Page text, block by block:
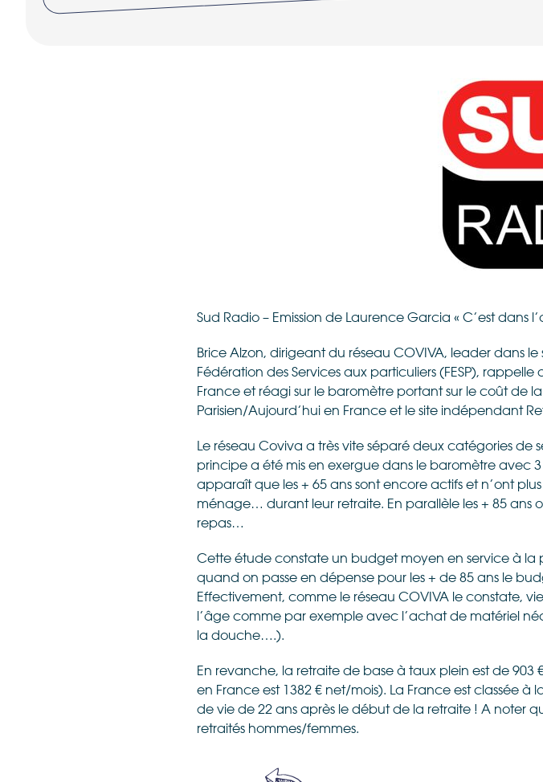
Sud Radio – Emission de Laurence Garcia « C’est dans
Brice Alzon, dirigeant du réseau COVIVA, leader dans
Fédération des Services aux particuliers (FESP),
France et réagi sur le baromètre portant sur le coût de
Parisien/Aujourd’hui en France et le site indépendant
Le réseau Coviva a très vite séparé deux catégories de
principe a été mis en exergue dans le baromètre avec 3
apparaît que les + 65 ans sont encore actifs et n’ont
ménage… durant leur retraite. En parallèle les + 85 ans
repas…
Cette étude constate un budget moyen en service à la
quand on passe en dépense pour les + de 85 ans le
Effectivement, comme le réseau COVIVA le constate,
l’âge comme par exemple avec l’achat de matériel
la douche….).
En revanche, la retraite de base à taux plein est de
en France est 1382 € net/mois). La France est classée
de vie de 22 ans après le début de la retraite ! A noter
retraités hommes/femmes.